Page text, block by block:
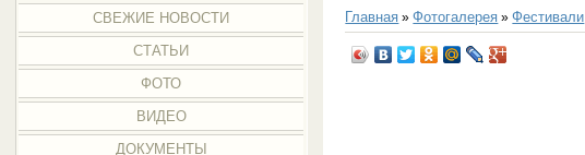
СВЕЖИЕ НОВОСТИ
СТАТЬИ
ФОТО
ВИДЕО
ДОКУМЕНТЫ
Главная »Фотогалерея »Фестивали